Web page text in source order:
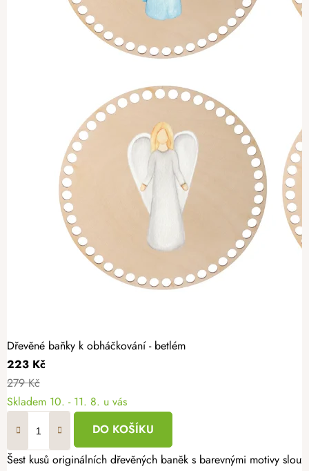
Dřevěné baňky k obháčkování - betlém
223 Kč
279 Kč
Skladem 10. - 11. 8. u vás
DO KOŠÍKU
Šest kusů originálních dřevěných baněk s barevnými motivy